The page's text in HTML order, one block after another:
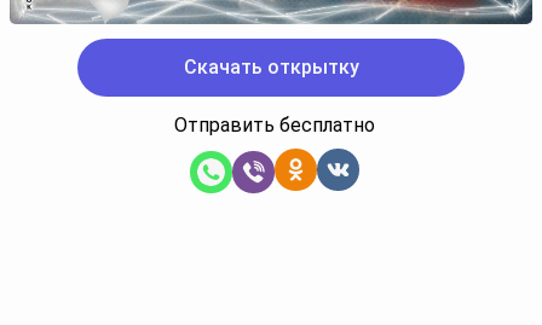
Скачать открытку
Отправить бесплатно